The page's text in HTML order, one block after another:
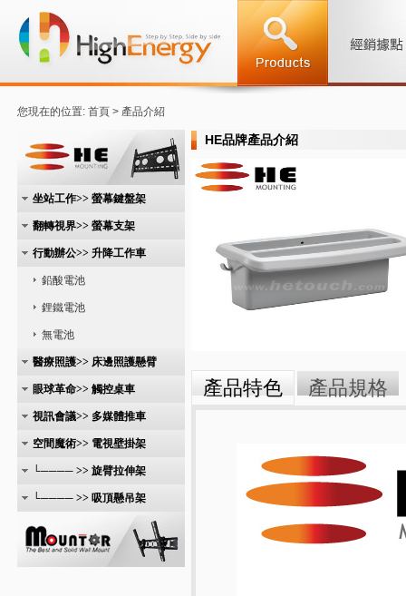
您現在的位置: 首頁 > 產品介紹
坐站工作>> 螢幕鍵盤架
翻轉視界>> 螢幕支架
行動辦公>> 升降工作車
鉛酸電池
鋰鐵電池
無電池
醫療照護>> 床邊照護懸臂
眼球革命>> 觸控桌車
視訊會議>> 多媒體推車
空間魔術>> 電視壁掛架
└──── >> 旋臂拉伸架
└──── >> 吸頂懸吊架
HE品牌產品介紹
產品特色 產品規格